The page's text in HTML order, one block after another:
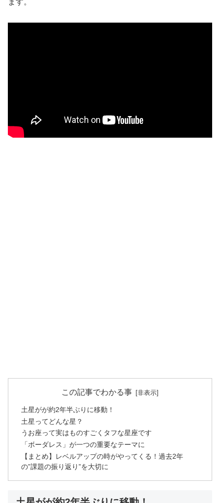
この記事でわかる事
土星がが約2年半ぶりに移動！
土星ってどんな星？
うお座って実はものすごくタフな星座です
「ボーダレス」が一つの重要なテーマに
【まとめ】レベルアップの時がやってくる！過去2年
の”課題の振り返り”を大切に